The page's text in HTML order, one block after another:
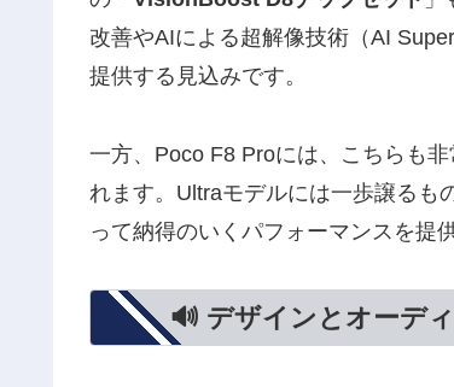
改善やAIによる超解像技術（AI
提供する見込みです。
一方、Poco F8 Proには、こちらも非
れます。Ultraモデルには一歩譲るも
って納得のいくパフォーマンスを提
🔊 デザインとオーデ